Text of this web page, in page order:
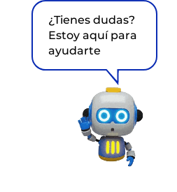
¿Tienes dudas?
Estoy aquí para
ayudarte